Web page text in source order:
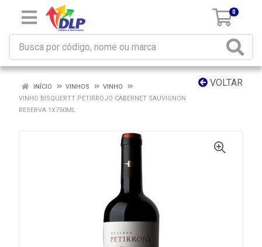
0
VOLTAR
INÍCIO VINHOS
VINHO
VINHO BISQUERTT PETIRROJO CABERNET SAUVIGNON
RESERVA 1X750ML